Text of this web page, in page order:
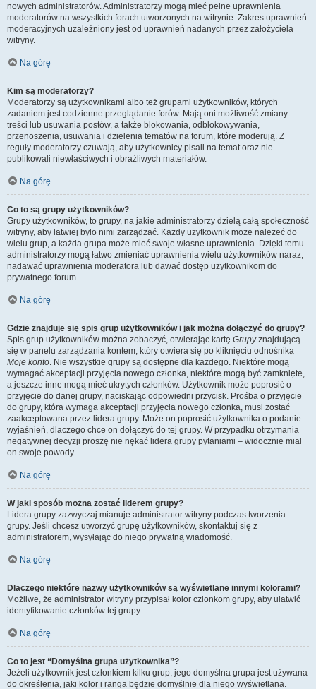
nowych administratorów. Administratorzy mogą mieć pełne uprawnienia
moderatorów na wszystkich forach utworzonych na witrynie. Zakres uprawnień
moderacyjnych uzależniony jest od uprawnień nadanych przez założyciela
witryny.
Na górę
Kim są moderatorzy?
Moderatorzy są użytkownikami albo też grupami użytkowników, których
zadaniem jest codzienne przeglądanie forów. Mają oni możliwość zmiany
treści lub usuwania postów, a także blokowania, odblokowywania,
przenoszenia, usuwania i dzielenia tematów na forum, które moderują. Z
reguły moderatorzy czuwają, aby użytkownicy pisali na temat oraz nie
publikowali niewłaściwych i obraźliwych materiałów.
Na górę
Co to są grupy użytkowników?
Grupy użytkowników, to grupy, na jakie administratorzy dzielą całą społeczność
witryny, aby łatwiej było nimi zarządzać. Każdy użytkownik może należeć do
wielu grup, a każda grupa może mieć swoje własne uprawnienia. Dzięki temu
administratorzy mogą łatwo zmieniać uprawnienia wielu użytkowników naraz,
nadawać uprawnienia moderatora lub dawać dostęp użytkownikom do
prywatnego forum.
Na górę
Gdzie znajduje się spis grup użytkowników i jak można dołączyć do grupy?
Spis grup użytkowników można zobaczyć, otwierając kartę Grupyznajdującą
się w panelu zarządzania kontem, który otwiera się po kliknięciu odnośnika
Moje konto. Nie wszystkie grupy są dostępne dla każdego. Niektóre mogą
wymagać akceptacji przyjęcia nowego członka, niektóre mogą być zamknięte,
a jeszcze inne mogą mieć ukrytych członków. Użytkownik może poprosić o
przyjęcie do danej grupy, naciskając odpowiedni przycisk. Prośba o przyjęcie
do grupy, która wymaga akceptacji przyjęcia nowego członka, musi zostać
zaakceptowana przez lidera grupy. Może on poprosić użytkownika o podanie
wyjaśnień, dlaczego chce on dołączyć do tej grupy. W przypadku otrzymania
negatywnej decyzji proszę nie nękać lidera grupy pytaniami – widocznie miał
on swoje powody.
Na górę
W jaki sposób można zostać liderem grupy?
Lidera grupy zazwyczaj mianuje administrator witryny podczas tworzenia
grupy. Jeśli chcesz utworzyć grupę użytkowników, skontaktuj się z
administratorem, wysyłając do niego prywatną wiadomość.
Na górę
Dlaczego niektóre nazwy użytkowników są wyświetlane innymi kolorami?
Możliwe, że administrator witryny przypisał kolor członkom grupy, aby ułatwić
identyfikowanie członków tej grupy.
Na górę
Co to jest “Domyślna grupa użytkownika”?
Jeżeli użytkownik jest członkiem kilku grup, jego domyślna grupa jest używana
do określenia, jaki kolor i ranga będzie domyślnie dla niego wyświetlana.